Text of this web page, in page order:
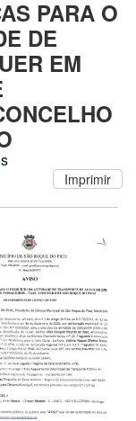
PARA O
DE
EM